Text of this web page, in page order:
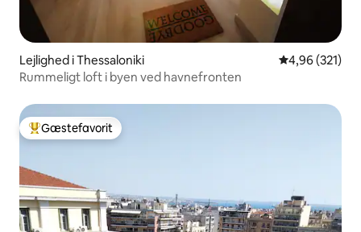
Lejlighed i Thessaloniki 4,96 ud af 5 i
4,96 (321)
Rummeligt loft i byen ved havnefronten
Bedste gæstefavorit
Gæstefavorit